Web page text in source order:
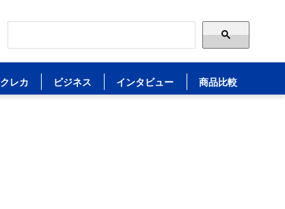
クレカ ビジネス インタビュー 商品比較